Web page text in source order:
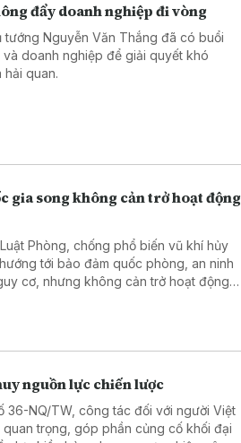
đẩy doanh nghiệp đi vòng
Nguyễn Văn Thắng đã có buổi
doanh nghiệp để giải quyết khó
quan.
gia song không cản trở hoạt động
Phòng, chống phổ biến vũ khí hủy
tới bảo đảm quốc phòng, an ninh
cơ, nhưng không cản trở hoạt động
nguồn lực chiến lược
36-NQ/TW, công tác đối với người Việt
trọng, góp phần củng cố khối đại